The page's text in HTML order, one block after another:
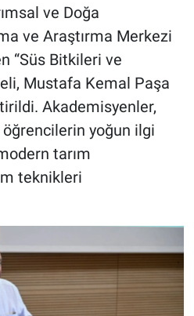
ve Doğa
ve Araştırma Merkezi
“Süs Bitkileri ve
Mustafa Kemal Paşa
Akademisyenler,
yoğun ilgi
tarım
teknikleri